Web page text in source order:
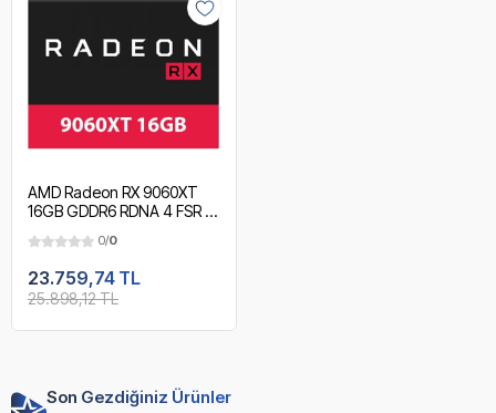
AMD Radeon RX 9060XT
16GB GDDR6 RDNA 4 FSR 4
0/0
23.759,74 TL
25.898,12 TL
Son Gezdiğiniz Ürünler